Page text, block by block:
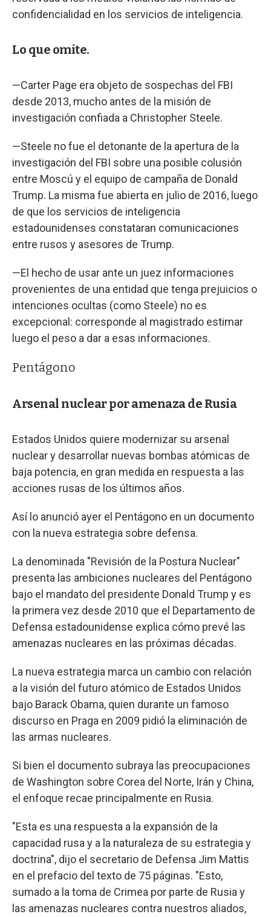
confidencialidad en los servicios de inteligencia.
Lo que omite.
—Carter Page era objeto de sospechas del FBI
desde 2013, mucho antes de la misión de
investigación confiada a Christopher Steele.
—Steele no fue el detonante de la apertura de la
investigación del FBI sobre una posible colusión
entre Moscú y el equipo de campaña de Donald
Trump. La misma fue abierta en julio de 2016, luego
de que los servicios de inteligencia
estadounidenses constataran comunicaciones
entre rusos y asesores de Trump.
—El hecho de usar ante un juez informaciones
provenientes de una entidad que tenga prejuicios o
intenciones ocultas (como Steele) no es
excepcional: corresponde al magistrado estimar
luego el peso a dar a esas informaciones.
Pentágono
Arsenal nuclear por amenaza de Rusia
Estados Unidos quiere modernizar su arsenal
nuclear y desarrollar nuevas bombas atómicas de
baja potencia, en gran medida en respuesta a las
acciones rusas de los últimos años.
Así lo anunció ayer el Pentágono en un documento
con la nueva estrategia sobre defensa.
La denominada "Revisión de la Postura Nuclear"
presenta las ambiciones nucleares del Pentágono
bajo el mandato del presidente Donald Trump y es
la primera vez desde 2010 que el Departamento de
Defensa estadounidense explica cómo prevé las
amenazas nucleares en las próximas décadas.
La nueva estrategia marca un cambio con relación
a la visión del futuro atómico de Estados Unidos
bajo Barack Obama, quien durante un famoso
discurso en Praga en 2009 pidió la eliminación de
las armas nucleares.
Si bien el documento subraya las preocupaciones
de Washington sobre Corea del Norte, Irán y China,
el enfoque recae principalmente en Rusia.
"Esta es una respuesta a la expansión de la
capacidad rusa y a la naturaleza de su estrategia y
doctrina", dijo el secretario de Defensa Jim Mattis
en el prefacio del texto de 75 páginas. "Esto,
sumado a la toma de Crimea por parte de Rusia y
las amenazas nucleares contra nuestros aliados,